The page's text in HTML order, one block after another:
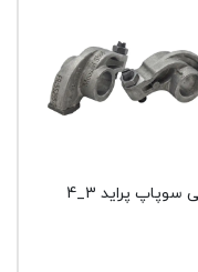
انگشتی سوپاپ پراید 3_4